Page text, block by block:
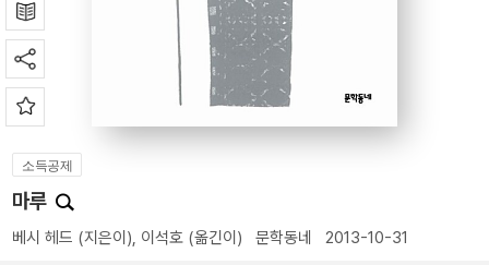
소득공제
마루
베시 헤드 (지은이), 이석호 (옮긴이) 문학동네 2013-10-31